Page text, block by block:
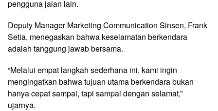
pengguna jalan lain.
Deputy Manager Marketing Communication Sinsen, Frank
Setia, menegaskan bahwa keselamatan berkendara
adalah tanggung jawab bersama.
“Melalui empat langkah sederhana ini, kami ingin
mengingatkan bahwa tujuan utama berkendara bukan
hanya cepat sampai, tapi sampai dengan selamat,”
ujarnya.